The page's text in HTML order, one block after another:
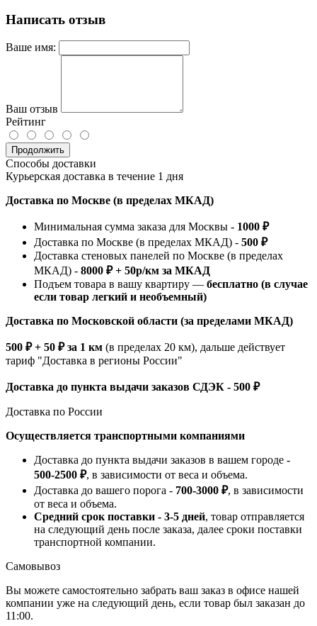
Написать отзыв
Ваше имя:
Ваш отзыв
Рейтинг
Продолжить
Способы доставки
Курьерская доставка в течение 1 дня
Доставка по Москве (в пределах МКАД)
Минимальная сумма заказа для Москвы - 1000 ₽
Доставка по Москве (в пределах МКАД) - 500 ₽
Доставка стеновых панелей по Москве (в пределах
МКАД) - 8000 ₽ + 50р/км за МКАД
Подъем товара в вашу квартиру — бесплатно (в случае
если товар легкий и необъемный)
Доставка по Московской области (за пределами МКАД)
500 ₽ + 50 ₽ за 1 км (в пределах 20 км), дальше действует
тариф "Доставка в регионы России"
Доставка до пункта выдачи заказов СДЭК - 500 ₽
Доставка по России
Осуществляется транспортными компаниями
Доставка до пункта выдачи заказов в вашем городе -
500-2500 ₽, в зависимости от веса и объема.
Доставка до вашего порога - 700-3000 ₽, в зависимости
от веса и объема.
Средний срок поставки - 3-5 дней, товар отправляется
на следующий день после заказа, далее сроки поставки
транспортной компании.
Самовывоз
Вы можете самостоятельно забрать ваш заказ в офисе нашей
компании уже на следующий день, если товар был заказан до
11:00.